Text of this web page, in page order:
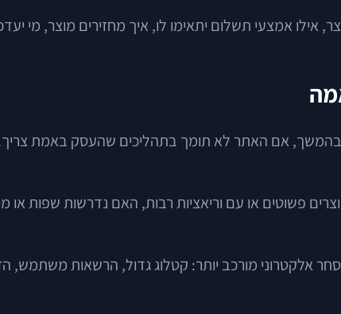
אמצעי תשלום יתאימו לו, איך מחזירים מוצר, מי
אם האתר לא תומך בתהליכים שהעסק באמת צריך.
פשוטים או עם וריאציות רבות, האם נדרשות שפות או